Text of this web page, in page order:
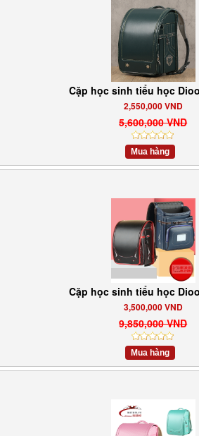
Cặp học sinh tiểu học
2,550,000 VND
5,600,000 VND
Mua hàng
Cặp học sinh tiểu học
3,500,000 VND
9,850,000 VND
Mua hàng